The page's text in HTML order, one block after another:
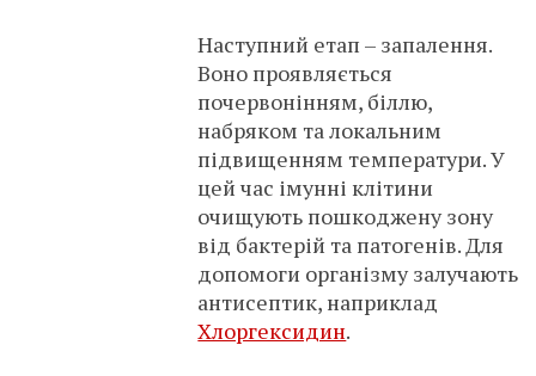
Наступний етап – запалення.
Воно проявляється
почервонінням, біллю,
набряком та локальним
підвищенням температури. У
цей час імунні клітини
очищують пошкоджену зону
від бактерій та патогенів. Для
допомоги організму залучають
антисептик, наприклад
Хлоргексидин.